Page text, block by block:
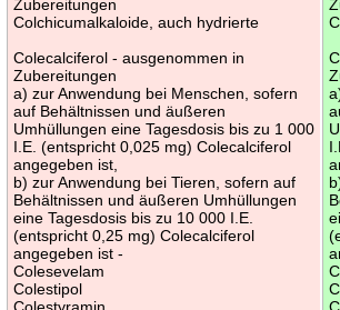
Zubereitungen
Colchicumalkaloide, auch hydrierte
Colecalciferol - ausgenommen in
Zubereitungen
a) zur Anwendung bei Menschen, sofern
auf Behältnissen und äußeren
Umhüllungen eine Tagesdosis bis zu 1 000
I.E. (entspricht 0,025 mg) Colecalciferol
angegeben ist,
b) zur Anwendung bei Tieren, sofern auf
Behältnissen und äußeren Umhüllungen
eine Tagesdosis bis zu 10 000 I.E.
(entspricht 0,25 mg) Colecalciferol
angegeben ist -
Colesevelam
Colestipol
Colestyramin